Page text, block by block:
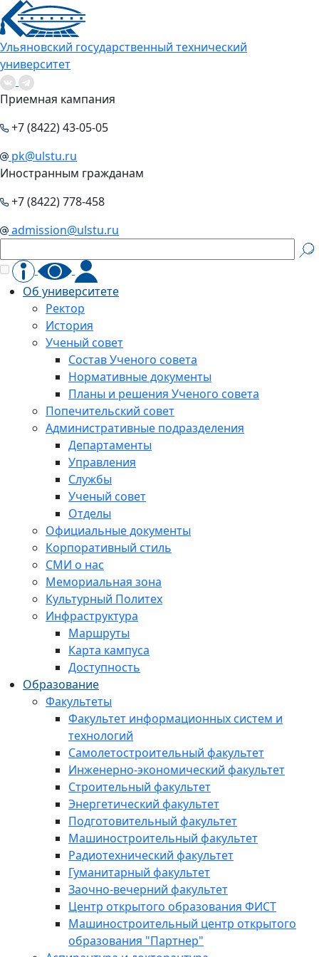
Ульяновский государственный технический
университет
Приемная кампания
+7 (8422) 43-05-05
pk@ulstu.ru
Иностранным гражданам
+7 (8422) 778-458
admission@ulstu.ru
Об университете
Ректор
История
Ученый совет
Состав Ученого совета
Нормативные документы
Планы и решения Ученого совета
Попечительский совет
Административные подразделения
Департаменты
Управления
Службы
Ученый совет
Отделы
Официальные документы
Корпоративный стиль
СМИ о нас
Мемориальная зона
Культурный Политех
Инфраструктура
Маршруты
Карта кампуса
Доступность
Образование
Факультеты
Факультет информационных систем и
технологий
Самолетостроительный факультет
Инженерно-экономический факультет
Строительный факультет
Энергетический факультет
Подготовительный факультет
Машиностроительный факультет
Радиотехнический факультет
Гуманитарный факультет
Заочно-вечерний факультет
Центр открытого образования ФИСТ
Машиностроительный центр открытого
образования "Партнер"